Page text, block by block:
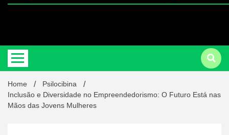
Home
Psilocibina
Inclusão e Diversidade no Empreendedorismo: O Futuro Está nas
Mãos das Jovens Mulheres